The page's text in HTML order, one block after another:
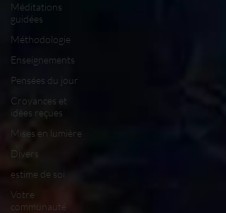
Méditations
guidées
Méthodologie
Enseignements
Pensées du jour
Croyances et
idées reçues
Mises en lumière
Divers
estime de soi
Votre
communauté